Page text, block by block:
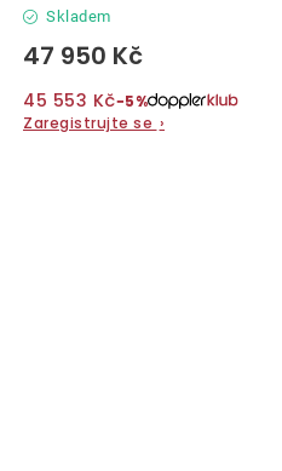
Skladem
47 950 Kč
45 553 Kč−5%
Zaregistrujte se ›